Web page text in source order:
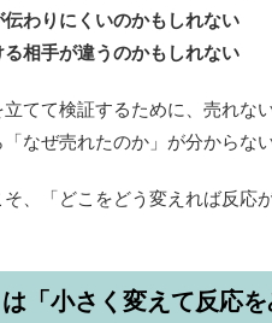
伝わりにくいのかもしれない
る相手が違うのかもしれない
立てて検証するために、売れな
なぜ売れたのか」が分からな
、「どこをどう変えれば反応
「小さく変えて反応を